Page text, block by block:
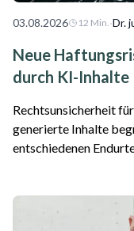
03.08.2026 12 Min.·Dr.
Neue
durch KI-Inhalte
Rechtsunsicherheit
generierte Inhalte begründet Mit
entschiedenen